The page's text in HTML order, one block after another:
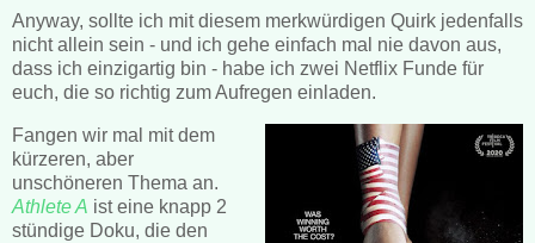
Anyway, sollte ich mit diesem merkwürdigen Quirk jedenfalls
nicht allein sein - und ich gehe einfach mal nie davon aus,
dass ich einzigartig bin - habe ich zwei Netflix Funde für
euch, die so richtig zum Aufregen einladen.
Fangen wir mal mit dem
kürzeren, aber
unschöneren Thema an.
Athlete A ist eine knapp 2
stündige Doku, die den